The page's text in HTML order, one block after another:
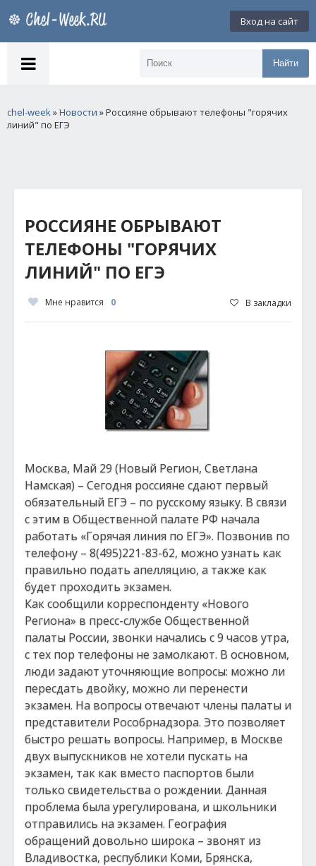
Вход на сайт
Найти
chel-week»Новости » Россияне обрывают телефоны "горячих
линий" по ЕГЭ
РОССИЯНЕ ОБРЫВАЮТ
ТЕЛЕФОНЫ "ГОРЯЧИХ
ЛИНИЙ" ПО ЕГЭ
Мне нравится 0 В закладки
Москва, Май 29 (Новый Регион, Светлана
Намская) – Сегодня россияне сдают первый
обязательный ЕГЭ – по русскому языку. В связи
с этим в Общественной палате РФ начала
работать «Горячая линия по ЕГЭ». Позвонив по
телефону – 8(495)221-83-62, можно узнать как
правильно подать апелляцию, а также как
будет проходить экзамен.
Как сообщили корреспонденту «Нового
Региона» в пресс-службе Общественной
палаты России, звонки начались с 9 часов утра,
с тех пор телефоны не замолкают. В основном,
люди задают уточняющие вопросы: можно ли
пересдать двойку, можно ли перенести
экзамен. На вопросы отвечают члены палаты и
представители Рособрнадзора. Это позволяет
быстро решать вопросы. Например, в Москве
двух выпускников не хотели пускать на
экзамен, так как вместо паспортов были
только свидетельства о рождении. Данная
проблема была урегулирована, и школьники
отправились на экзамен. География
обращений довольно широка – звонят из
Владивостка, республики Коми, Брянска,